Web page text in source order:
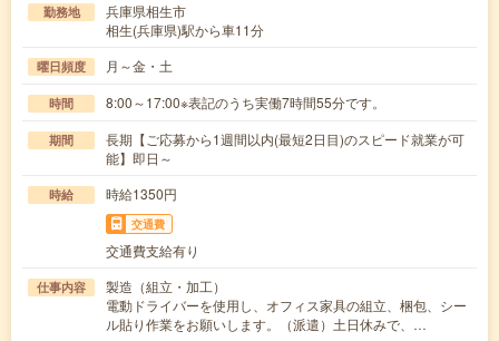
勤務地
兵庫県相生市
相生(兵庫県)駅から車11分
曜日頻度 月～金・土
時間 8:00～17:00※表記のうち実働7時間55分です。
期間
長期【ご応募から1週間以内(最短2日目)のスピード就業が可
能】即日～
時給 時給1350円
交通費
交通費支給有り
仕事内容
製造（組立・加工）
電動ドライバーを使用し、オフィス家具の組立、梱包、シー
ル貼り作業をお願いします。（派遣）土日休みで、…